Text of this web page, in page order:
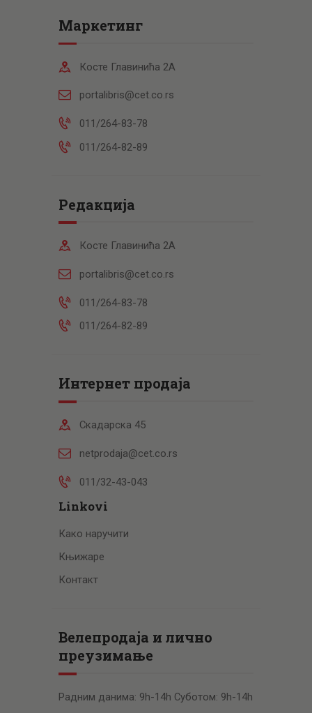
Маркетинг
Косте Главинића 2А
portalibris@cet.co.rs
011/264-83-78
011/264-82-89
Редакција
Косте Главинића 2А
portalibris@cet.co.rs
011/264-83-78
011/264-82-89
Интернет продаја
Скадарска 45
netprodaja@cet.co.rs
011/32-43-043
Linkovi
Како наручити
Књижаре
Контакт
Велепродаја и лично
преузимање
Радним данима: 9h-14h Суботом: 9h-14h